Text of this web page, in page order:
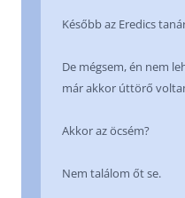
Később az Eredics
De mégsem, én nem
már akkor úttörő
Akkor az öcsém?
Nem találom őt se.